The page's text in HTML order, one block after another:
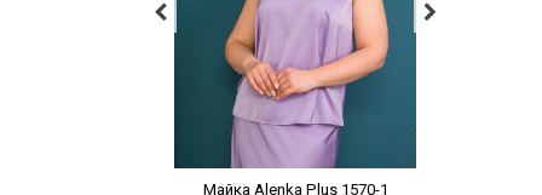
Майка Alenka Plus 1570-1